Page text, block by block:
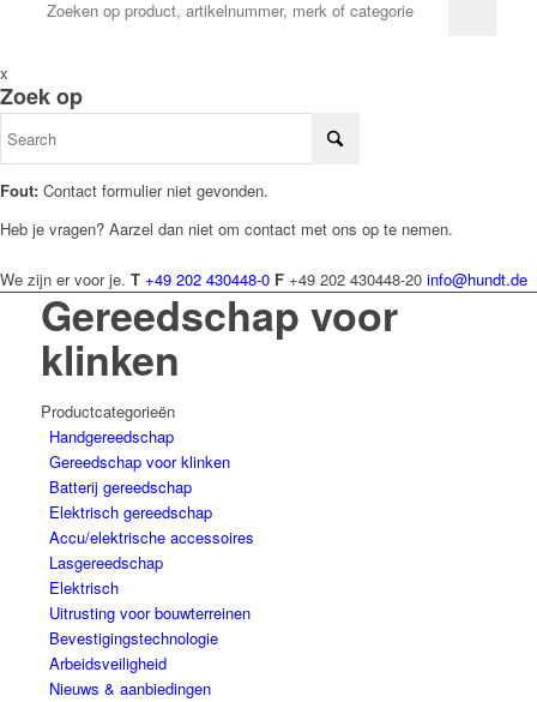
x
Zoek op
Fout: Contact formulier niet gevonden.
Heb je vragen? Aarzel dan niet om contact met ons op te nemen.
We zijn er voor je. T +49 202 430448-0 F +49 202 430448-20 info@hundt.de
Gereedschap voor
klinken
Productcategorieën
Handgereedschap
Gereedschap voor klinken
Batterij gereedschap
Elektrisch gereedschap
Accu/elektrische accessoires
Lasgereedschap
Elektrisch
Uitrusting voor bouwterreinen
Bevestigingstechnologie
Arbeidsveiligheid
Nieuws & aanbiedingen